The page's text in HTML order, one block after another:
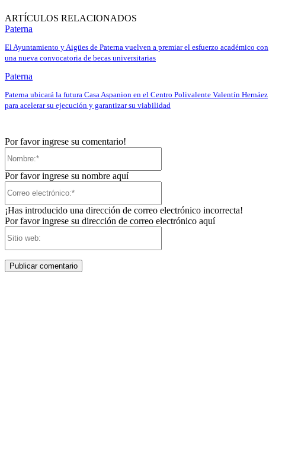
ARTÍCULOS RELACIONADOS
Paterna
El Ayuntamiento y Aigües de Paterna vuelven a premiar el esfuerzo académico con
una nueva convocatoria de becas universitarias
Paterna
Paterna ubicará la futura Casa Aspanion en el Centro Polivalente Valentín Hernáez
para acelerar su ejecución y garantizar su viabilidad
Por favor ingrese su comentario!
Por favor ingrese su nombre aquí
¡Has introducido una dirección de correo electrónico incorrecta!
Por favor ingrese su dirección de correo electrónico aquí